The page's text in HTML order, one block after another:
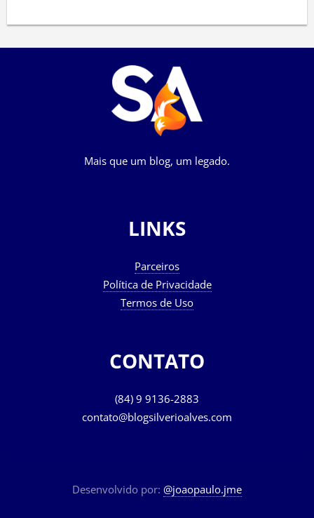
Mais que um blog, um legado.
LINKS
Parceiros
Política de Privacidade
Termos de Uso
CONTATO
(84) 9 9136-2883
contato@blogsilverioalves.com
Desenvolvido por: @joaopaulo.jme